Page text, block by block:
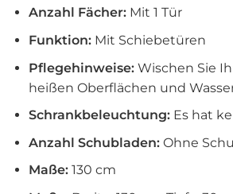
Anzahl Fächer:Mit 1 Tür
Funktion:Mit Schiebetüren
Pflegehinweise:Wischen Sie
heißen Oberflächen und
Schrankbeleuchtung:Es hat
Anzahl Schubladen:Ohne
Maße:130 cm